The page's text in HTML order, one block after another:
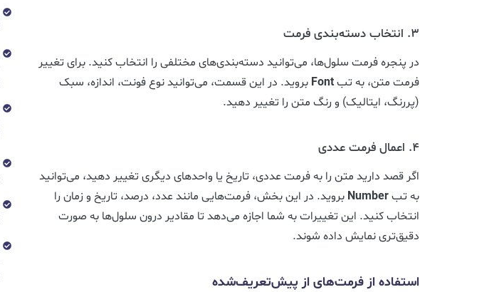
۳. انتخاب دسته‌بندی فرمت
در پنجره فرمت سلول‌ها، می‌توانید دسته‌بندی‌های مختلفی را انتخاب کنید. برای تغییر
فرمت متن، به تبFont بروید. در این قسمت، می‌توانید نوع فونت، اندازه، سبک
(پررنگ، ایتالیک) و رنگ متن را تغییر دهید.
۴. اعمال فرمت عددی
اگر قصد دارید متن را به فرمت عددی، تاریخ یا واحدهای دیگری تغییر دهید، می‌توانید
به تبNumber بروید. در این بخش، فرمت‌هایی مانند عدد، درصد، تاریخ و زمان را
انتخاب کنید. این تغییرات به شما اجازه می‌دهد تا مقادیر درون سلول‌ها به صورت
دقیق‌تری نمایش داده شوند.
استفاده از فرمت‌های از پیش‌تعریف‌شده